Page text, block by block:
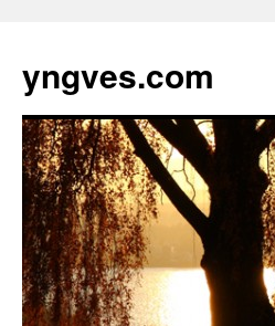
yngves.com